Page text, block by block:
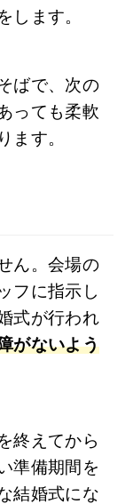
します。
ばで、次の
っても柔軟
ます。
ん。会場の
フに指示し
式が行われ
がないよう
終えてから
準備期間を
結婚式にな